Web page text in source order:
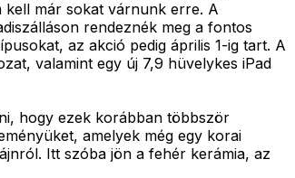
kell már sokat várnunk erre. A
rendeznék meg a fontos
az akció pedig április 1-ig tart. A
valamint egy új 7,9 hüvelykes iPad
hogy ezek korábban többször
amelyek még egy korai
Itt szóba jön a fehér kerámia, az